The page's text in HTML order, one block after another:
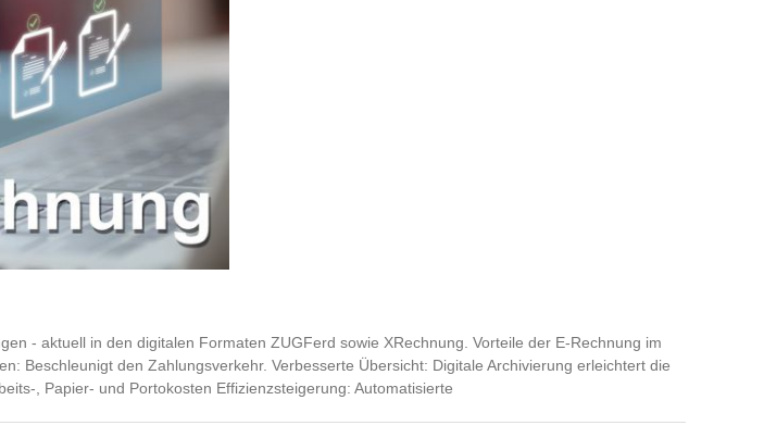
- aktuell in den digitalen Formaten ZUGFerd sowie XRechnung. Vorteile der E-Rechnung im
Beschleunigt den Zahlungsverkehr. Verbesserte Übersicht: Digitale Archivierung erleichtert die
, Papier- und Portokosten Effizienzsteigerung: Automatisierte